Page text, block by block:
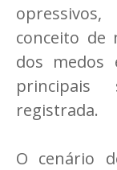
conceito de
dos medos
registrada.
O cenário